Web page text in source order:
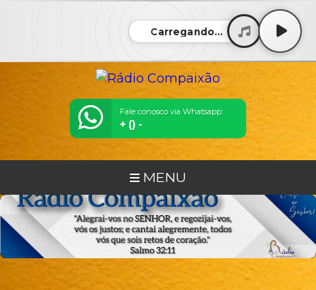
Carregando...
Fale conosco via Whatsapp:
+ () -
MENU